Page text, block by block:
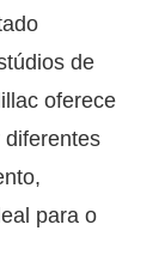
de
oferece
diferentes
para o